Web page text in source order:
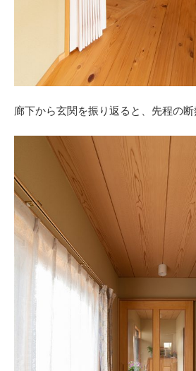
廊下から玄関を振り返ると、先程の断